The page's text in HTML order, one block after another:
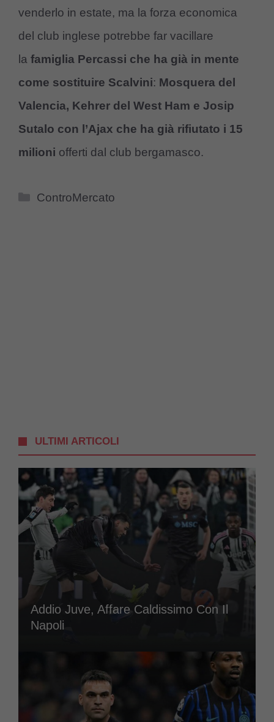
venderlo in estate, ma la forza economica
del club inglese potrebbe far vacillare
la famiglia Percassi che ha già in mente
come sostituire Scalvini: Mosquera del
Valencia, Kehrer del West Ham e Josip
Sutalo con l’Ajax che ha già rifiutato i 15
milioni offerti dal club bergamasco.
Categorie
ControMercato
ULTIMI ARTICOLI
Addio Juve, Affare Caldissimo Con Il
Napoli